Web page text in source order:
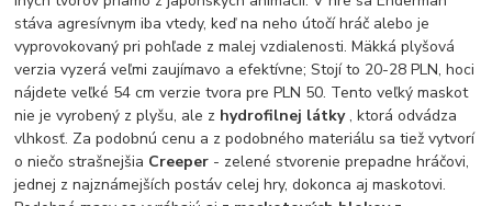
stáva agresívnym iba vtedy, keď na neho útočí hráč alebo je
vyprovokovaný pri pohľade z malej vzdialenosti. Mäkká plyšová
verzia vyzerá veľmi zaujímavo a efektívne; Stojí to 20-28 PLN, hoci
nájdete veľké 54 cm verzie tvora pre PLN 50. Tento veľký maskot
nie je vyrobený z plyšu, ale z hydrofilnej látky, ktorá odvádza
vlhkosť. Za podobnú cenu a z podobného materiálu sa tiež vytvorí
o niečo strašnejšia Creeper - zelené stvorenie prepadne hráčovi,
jednej z najznámejších postáv celej hry, dokonca aj maskotovi.